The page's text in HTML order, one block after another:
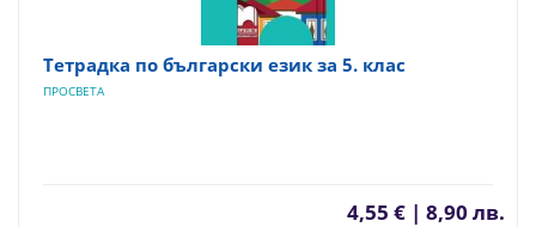
Тетрадка по български език за 5. клас
ПРОСВЕТА
4,55 € | 8,90 лв.